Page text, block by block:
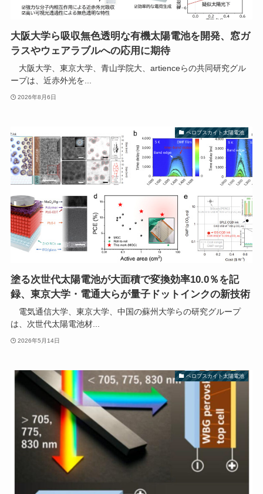
大阪大学ら吸収無色透明な有機太陽電池を開発、窓ガ
ラスやウェアラブルへの応用に期待
大阪大学、東京大学、青山学院大、artienceらの共同研究グル
ープは、近赤外光を...
2026年8月6日
ペロブスカイト太陽電池
塗る次世代太陽電池が大面積で変換効率10.0％を記
録、東京大学・電通大らが量子ドットインクの新技術
電気通信大学、東京大学、中国の蘇州大学らの研究グループ
は、次世代太陽電池材...
2026年5月14日
ペロブスカイト太陽電池